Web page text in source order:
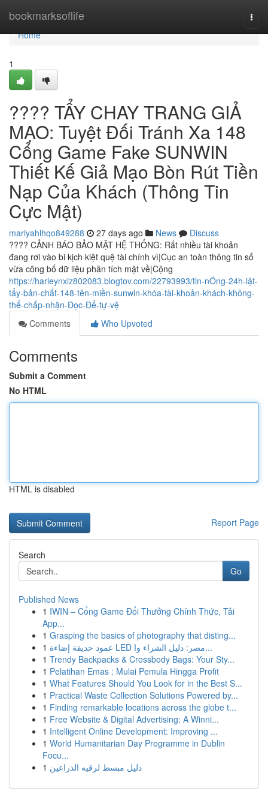
bookmarksoflife
Home
Home
1
???? TẨY CHAY TRANG GIẢ
MẠO: Tuyệt Đối Tránh Xa 148
Cổng Game Fake SUNWIN
Thiết Kế Giả Mạo Bòn Rút Tiền
Nạp Của Khách (Thông Tin
Cực Mật)
mariyahlhqo849288 27 days ago News
Discuss
???? CẢNH BÁO BẢO MẬT HỆ THỐNG: Rất nhiều tài khoản
đang rơi vào bi kịch kiệt quệ tài chính vì|Cục an toàn thông tin số
vừa công bố dữ liệu phân tích mật về|Cộng
https://harleynxiz802083.blogtov.com/22793993/tin-nÓng-24h-lật-
tẩy-bản-chất-148-tên-miền-sunwin-khóa-tài-khoản-khách-không-
thể-chấp-nhận-Đọc-Để-tự-vệ
Comments
Who Upvoted
Comments
Submit a Comment
No HTML
HTML is disabled
Report Page
Search
Go
Published News
1 IWIN – Cổng Game Đổi Thưởng Chính Thức, Tải
App...
1 Grasping the basics of photography that disting...
1
عمود حديقة إضاءة LED مصر: دليل الشراء وا...
1 Trendy Backpacks & Crossbody Bags: Your Sty...
1 Pelatihan Emas : Mulai Pemula Hingga Profit
1 What Features Should You Look for in the Best S...
1 Practical Waste Collection Solutions Powered by...
1 Finding remarkable locations across the globe t...
1 Free Website & Digital Advertising: A Winni...
1 Intelligent Online Development: Improving ...
1 World Humanitarian Day Programme in Dublin
Focu...
1 دليل مبسط لرقيه الذراعين